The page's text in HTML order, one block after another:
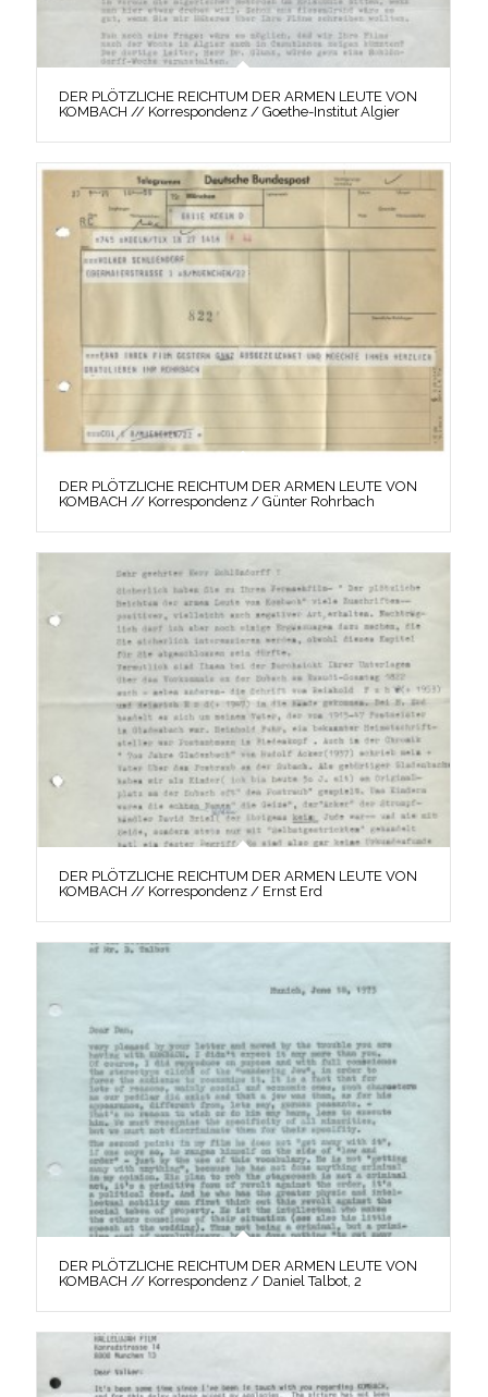
DER PLÖTZLICHE REICHTUM DER ARMEN LEUTE VON
KOMBACH // Korrespondenz / Goethe-Institut Algier
DER PLÖTZLICHE REICHTUM DER ARMEN LEUTE VON
KOMBACH // Korrespondenz / Günter Rohrbach
DER PLÖTZLICHE REICHTUM DER ARMEN LEUTE VON
KOMBACH // Korrespondenz / Ernst Erd
DER PLÖTZLICHE REICHTUM DER ARMEN LEUTE VON
KOMBACH // Korrespondenz / Daniel Talbot, 2